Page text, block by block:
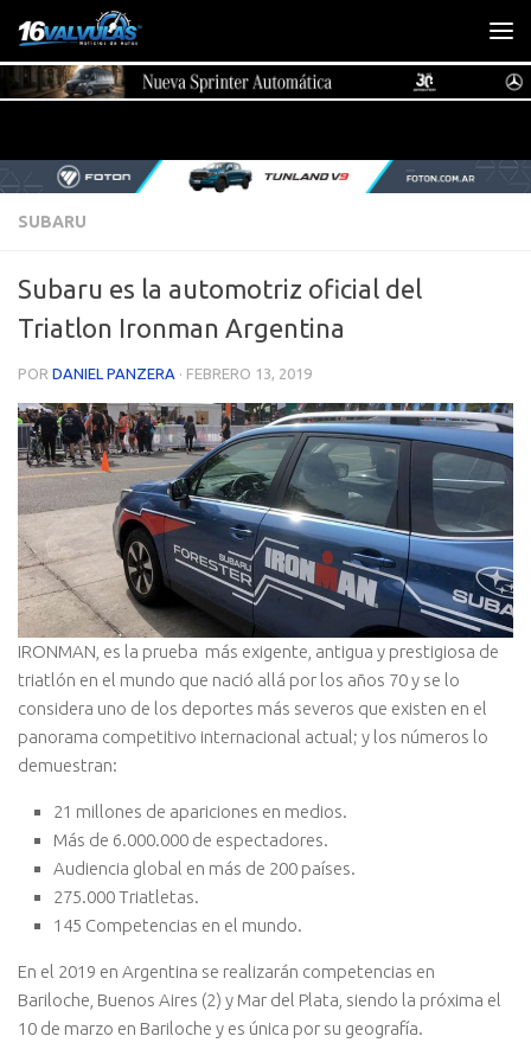
Saltar al contenido
SUBARU
Subaru es la automotriz oficial del
Triatlon Ironman Argentina
POR DANIEL PANZERA · FEBRERO 13, 2019
IRONMAN, es la prueba más exigente, antigua y prestigiosa de
triatlón en el mundo que nació allá por los años 70 y se lo
considera uno de los deportes más severos que existen en el
panorama competitivo internacional actual; y los números lo
demuestran:
21 millones de apariciones en medios.
Más de 6.000.000 de espectadores.
Audiencia global en más de 200 países.
275.000 Triatletas.
145 Competencias en el mundo.
En el 2019 en Argentina se realizarán competencias en
Bariloche, Buenos Aires (2) y Mar del Plata, siendo la próxima el
10 de marzo en Bariloche y es única por su geografía.